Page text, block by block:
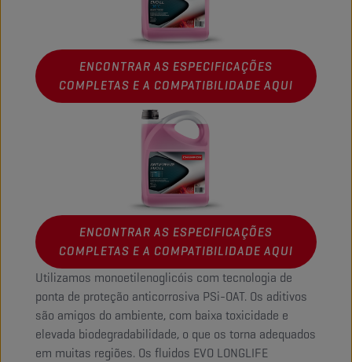
ENCONTRAR AS ESPECIFICAÇÕES
COMPLETAS E A COMPATIBILIDADE AQUI
ENCONTRAR AS ESPECIFICAÇÕES
COMPLETAS E A COMPATIBILIDADE AQUI
Utilizamos monoetilenoglicóis com tecnologia de
ponta de proteção anticorrosiva PSi-OAT. Os aditivos
são amigos do ambiente, com baixa toxicidade e
elevada biodegradabilidade, o que os torna adequados
em muitas regiões. Os fluidos EVO LONGLIFE